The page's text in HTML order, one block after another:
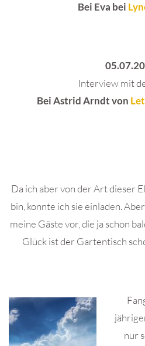
Bei Eva bei
Interview mit
Bei Astrid Arndt von
Da ich aber von der Art dieser
bin, konnte ich sie einladen.
meine Gäste vor, die ja schon
Glück ist der Gartentisch
nur